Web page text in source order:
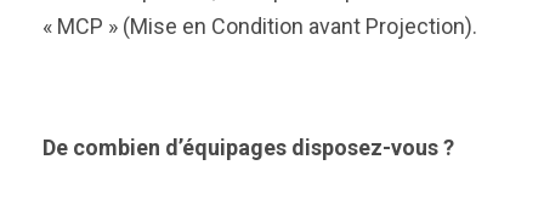
« MCP » (Mise en Condition avant Projection).
De combien d’équipages disposez-vous ?